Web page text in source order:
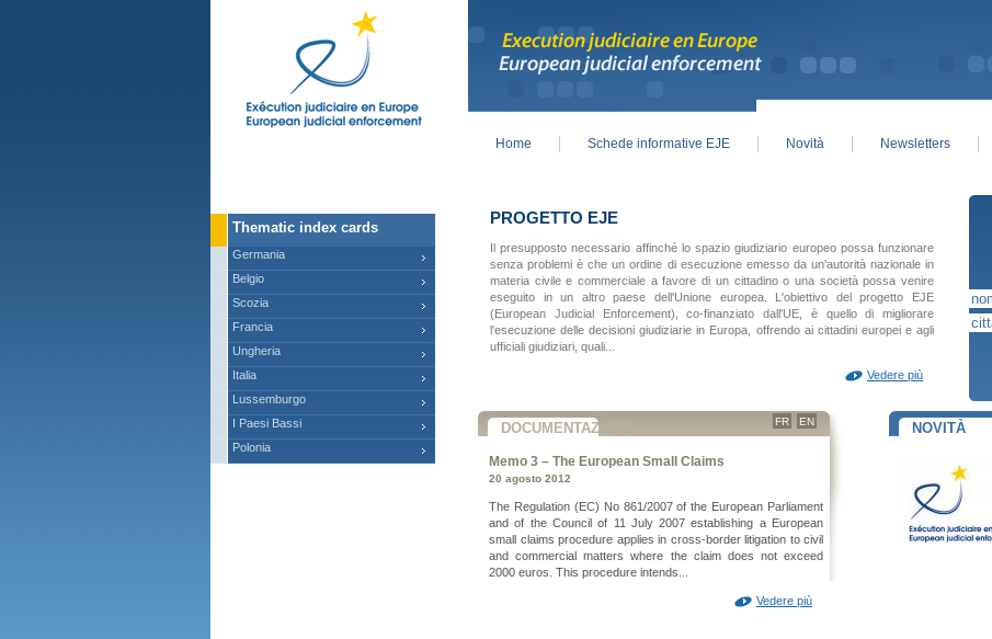
PROGETTO EJE
Il presupposto necessario affinché lo spazio giudiziario europeo possa funzionare
senza problemi è che un ordine di esecuzione emesso da un'autorità nazionale in
materia civile e commerciale a favore di un cittadino o una società possa venire
eseguito in un altro paese dell'Unione europea. L'obiettivo del progetto EJE
(European Judicial Enforcement), co-finanziato dall'UE, è quello di migliorare
l'esecuzione delle decisioni giudiziarie in Europa, offrendo ai cittadini europei e agli
ufficiali giudiziari, quali...
Vedere più
DOCUMENTAZIONE FR EN
Memo 3 – The European Small Claims
20 agosto 2012
The Regulation (EC) No 861/2007 of the European Parliament
and of the Council of 11 July 2007 establishing a European
small claims procedure applies in cross-border litigation to civil
and commercial matters where the claim does not exceed
2000 euros. This procedure intends...
Vedere più
NOVITÀ
Home Schede informative EJE Novità Newsletters
Thematic index cards
Germania
Belgio
Scozia
Francia
Ungheria
Italia
Lussemburgo
I Paesi Bassi
Polonia